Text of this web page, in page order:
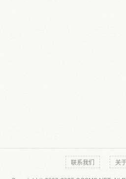
联系我们 关